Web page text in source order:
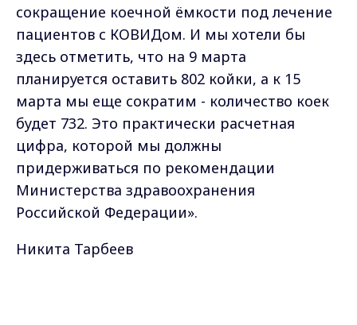
сокращение коечной ёмкости под лечение
пациентов с КОВИДом. И мы хотели бы
здесь отметить, что на 9 марта
планируется оставить 802 койки, а к 15
марта мы еще сократим - количество коек
будет 732. Это практически расчетная
цифра, которой мы должны
придерживаться по рекомендации
Министерства здравоохранения
Российской Федерации».
Никита Тарбеев